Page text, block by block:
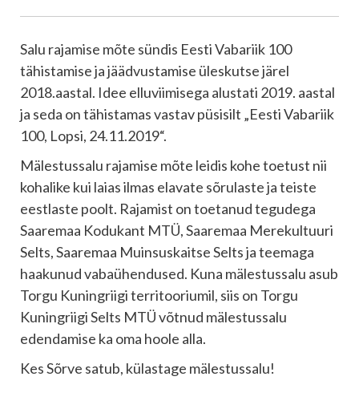
Salu rajamise mõte sündis Eesti Vabariik 100
tähistamise ja jäädvustamise üleskutse järel
2018.aastal. Idee elluviimisega alustati 2019. aastal
ja seda on tähistamas vastav püsisilt „Eesti Vabariik
100, Lopsi, 24.11.2019“.
Mälestussalu rajamise mõte leidis kohe toetust nii
kohalike kui laias ilmas elavate sõrulaste ja teiste
eestlaste poolt. Rajamist on toetanud tegudega
Saaremaa Kodukant MTÜ, Saaremaa Merekultuuri
Selts, Saaremaa Muinsuskaitse Selts ja teemaga
haakunud vabaühendused. Kuna mälestussalu asub
Torgu Kuningriigi territooriumil, siis on Torgu
Kuningriigi Selts MTÜ võtnud mälestussalu
edendamise ka oma hoole alla.
Kes Sõrve satub, külastage mälestussalu!